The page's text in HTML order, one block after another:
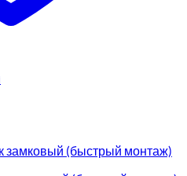
замковый (быстрый монтаж)